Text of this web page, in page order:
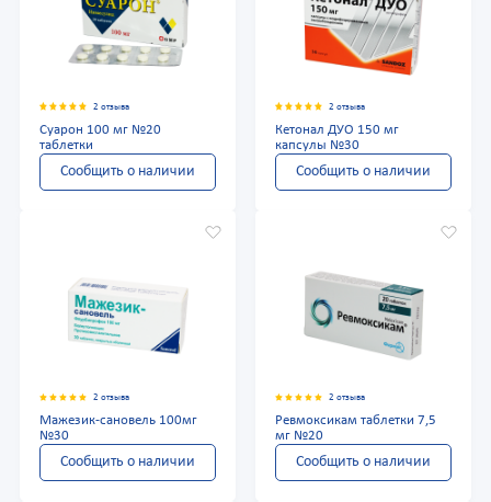
2 отзыва
Суарон 100 мг №20
таблетки
Сообщить о наличии
2 отзыва
Кетонал ДУО 150 мг
капсулы №30
Сообщить о наличии
2 отзыва
Мажезик-сановель 100мг
№30
Сообщить о наличии
2 отзыва
Ревмоксикам таблетки 7,5
мг №20
Сообщить о наличии